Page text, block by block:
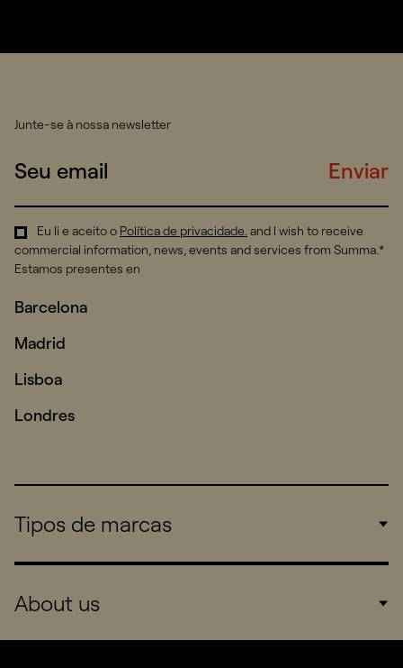
Junte-se à nossa newsletter
Enviar
Eu li e aceito o Política de privacidade. and I wish to receive
commercial information, news, events and services from Summa.*
Estamos presentes en
Barcelona
Madrid
Lisboa
Londres
Tipos de marcas
Consumers
About us